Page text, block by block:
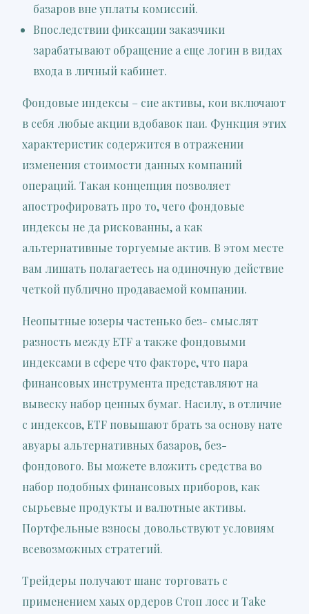
базаров вне уплаты комиссий.
Впоследствии фиксации заказчики
зарабатывают обращение а еще логин в видах
входа в личный кабинет.
Фондовые индексы – сие активы, кои включают
в себя любые акции вдобавок паи. Функция этих
характеристик содержится в отражении
изменения стоимости данных компаний
операций. Такая концепция позволяет
апострофировать про то, чего фондовые
индексы не да рискованны, а как
альтернативные торгуемые актив. В этом месте
вам лишать полагаетесь на одиночную действие
четкой публично продаваемой компании.
Неопытные юзеры частенько без- смыслят
разность между ETF а также фондовыми
индексами в сфере что факторе, что пара
финансовых инструмента представляют на
вывеску набор ценных бумаг. Насилу, в отличие
с индексов, ETF повышают брать за основу нате
авуары альтернативных базаров, без-
фондового. Вы можете вложить средства во
набор подобных финансовых приборов, как
сырьевые продукты и валютные активы.
Портфельные взносы довольствуют условиям
всевозможных стратегий.
Трейдеры получают шанс торговать с
применением хаых ордеров Стоп лосс и Take